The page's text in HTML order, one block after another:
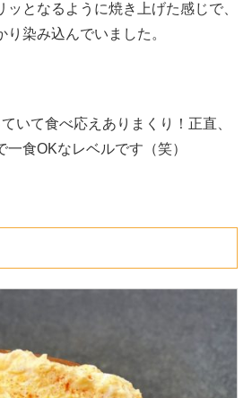
となるように焼き上げた感じで、
染み込んでいました。
いて食べ応えありまくり！正直、
食OKなレベルです（笑）